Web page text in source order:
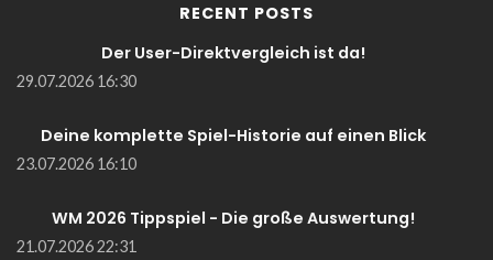
RECENT POSTS
Der User-Direktvergleich ist da!
29.07.2026 16:30
Deine komplette Spiel-Historie auf einen Blick
23.07.2026 16:10
WM 2026 Tippspiel - Die große Auswertung!
21.07.2026 22:31